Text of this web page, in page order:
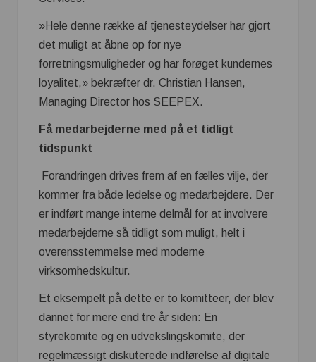
»Hele denne række af tjenesteydelser har gjort
det muligt at åbne op for nye
forretningsmuligheder og har forøget kundernes
loyalitet,» bekræfter dr. Christian Hansen,
Managing Director hos SEEPEX.
Få medarbejderne med på et tidligt
tidspunkt
Forandringen drives frem af en fælles vilje, der
kommer fra både ledelse og medarbejdere. Der
er indført mange interne delmål for at involvere
medarbejderne så tidligt som muligt, helt i
overensstemmelse med moderne
virksomhedskultur.
Et eksempelt på dette er to komitteer, der blev
dannet for mere end tre år siden: En
styrekomite og en udvekslingskomite, der
regelmæssigt diskuterede indførelse af digitale